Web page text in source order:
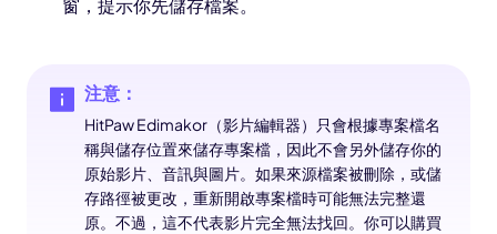
窗，提示你先儲存檔案。
注意：
HitPaw Edimakor（影片編輯器）只會根據專案檔名
稱與儲存位置來儲存專案檔，因此不會另外儲存你的
原始影片、音訊與圖片。如果來源檔案被刪除，或儲
存路徑被更改，重新開啟專案檔時可能無法完整還
原。不過，這不代表影片完全無法找回。你可以購買